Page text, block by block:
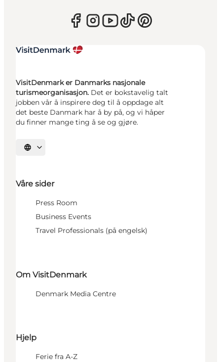
VisitDenmark er Danmarks nasjonale
turismeorganisasjon. Det er bokstavelig talt
jobben vår å inspirere deg til å oppdage alt
det beste Danmark har å by på, og vi håper
du finner mange ting å se og gjøre.
Velg språk
Våre sider
Press Room
Business Events
Travel Professionals (på engelsk)
Om VisitDenmark
Denmark Media Centre
Hjelp
Ferie fra A-Z